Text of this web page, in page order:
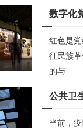
数字化
红色是
征民族
的与
公共卫
当前，